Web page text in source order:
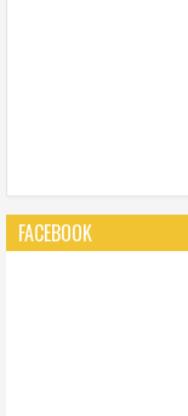
FACEBOOK